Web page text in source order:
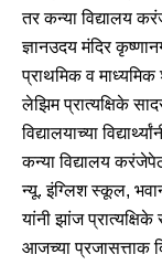
तर कन्या विद्यालय
ज्ञानउदय मंदिर
प्राथमिक व माध्यमिक
लेझिम प्रात्यक्षिके
विद्यालयाच्या
कन्या विद्यालय
न्यू. इंग्लिश स्कूल,
यांनी झांज
आजच्या प्रजासत्ताक